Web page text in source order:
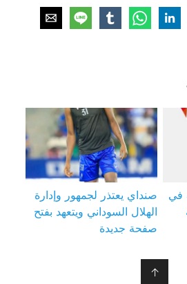
في
صنداي يعتذر لجمهور وإدارة
الهلال السوداني ويتعهد بفتح
صفحة جديدة
↑